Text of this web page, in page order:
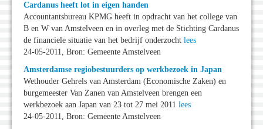
Cardanus heeft lot in eigen handen
Accountantsbureau KPMG heeft in opdracht van het college van
B en W van Amstelveen en in overleg met de Stichting Cardanus
de financiele situatie van het bedrijf onderzocht lees
24-05-2011, Bron: Gemeente Amstelveen
Amsterdamse regiobestuurders op werkbezoek in Japan
Wethouder Gehrels van Amsterdam (Economische Zaken) en
burgemeester Van Zanen van Amstelveen brengen een
werkbezoek aan Japan van 23 tot 27 mei 2011 lees
24-05-2011, Bron: Gemeente Amstelveen